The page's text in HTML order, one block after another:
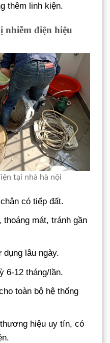
thêm linh kiện.
nhiễm điện hiệu
tại nhà hà nội
có tiếp đất.
mát, tránh gần
lâu ngày.
6-12 tháng/lần.
toàn bộ hệ thống
hiệu uy tín, có